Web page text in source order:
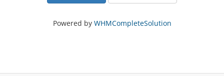
Powered by WHMCompleteSolution